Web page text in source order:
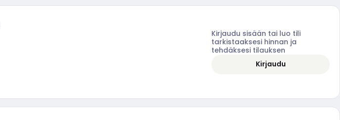
Kirjaudu sisään tai luo tili
tarkistaaksesi hinnan ja
tehdäksesi tilauksen
Kirjaudu